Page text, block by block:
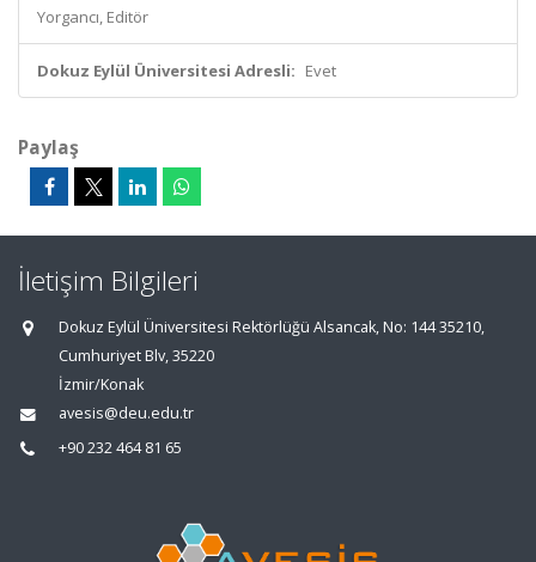
Yorgancı, Editör
Dokuz Eylül Üniversitesi Adresli: Evet
Paylaş
İletişim Bilgileri
Dokuz Eylül Üniversitesi Rektörlüğü Alsancak, No: 144 35210,
Cumhuriyet Blv, 35220
İzmir/Konak
avesis@deu.edu.tr
+90 232 464 81 65